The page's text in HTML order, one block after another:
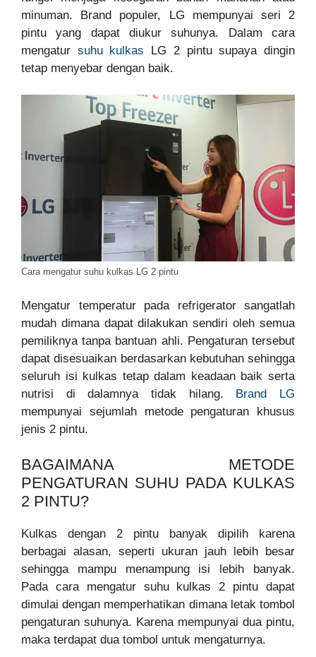
minuman. Brand populer, LG mempunyai seri 2
pintu yang dapat diukur suhunya. Dalam cara
mengatur suhu kulkas LG 2 pintu supaya dingin
tetap menyebar dengan baik.
Cara mengatur suhu kulkas LG 2 pintu
Mengatur temperatur pada refrigerator sangatlah
mudah dimana dapat dilakukan sendiri oleh semua
pemiliknya tanpa bantuan ahli. Pengaturan tersebut
dapat disesuaikan berdasarkan kebutuhan sehingga
seluruh isi kulkas tetap dalam keadaan baik serta
nutrisi di dalamnya tidak hilang. Brand LG
mempunyai sejumlah metode pengaturan khusus
jenis 2 pintu.
BAGAIMANA METODE
PENGATURAN SUHU PADA KULKAS
2 PINTU?
Kulkas dengan 2 pintu banyak dipilih karena
berbagai alasan, seperti ukuran jauh lebih besar
sehingga mampu menampung isi lebih banyak.
Pada cara mengatur suhu kulkas 2 pintu dapat
dimulai dengan memperhatikan dimana letak tombol
pengaturan suhunya. Karena mempunyai dua pintu,
maka terdapat dua tombol untuk mengaturnya.